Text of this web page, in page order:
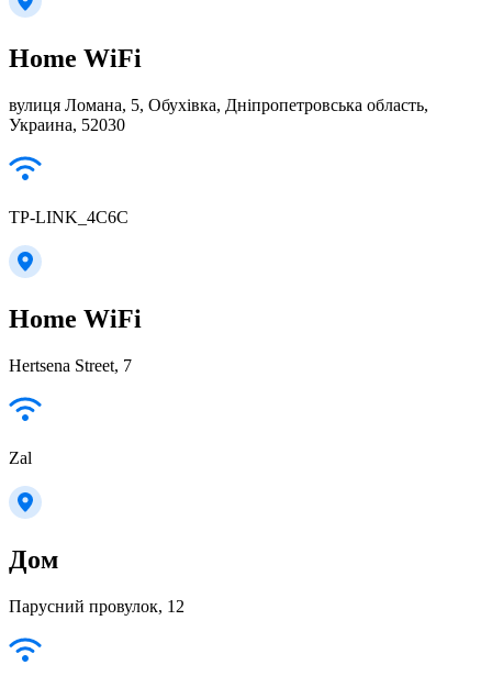
Home WiFi
вулиця Ломана, 5, Обухівка, Дніпропетровська область,
Украина, 52030
TP-LINK_4C6C
Home WiFi
Hertsena Street, 7
Zal
Дом
Парусний провулок, 12